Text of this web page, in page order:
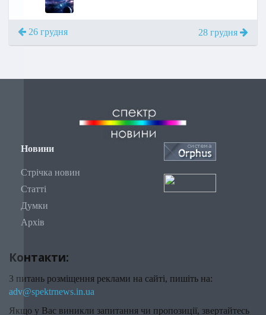
26 грудня 28 грудня
Новини
Стрічка новин
Статті
Думки
Архів
Контакти:
З питань розміщення реклами на сайті, пишіть на:
adv@spektrnews.in.ua
Якщо у Вас виникли запитання чи пропозиції, звертайтесь